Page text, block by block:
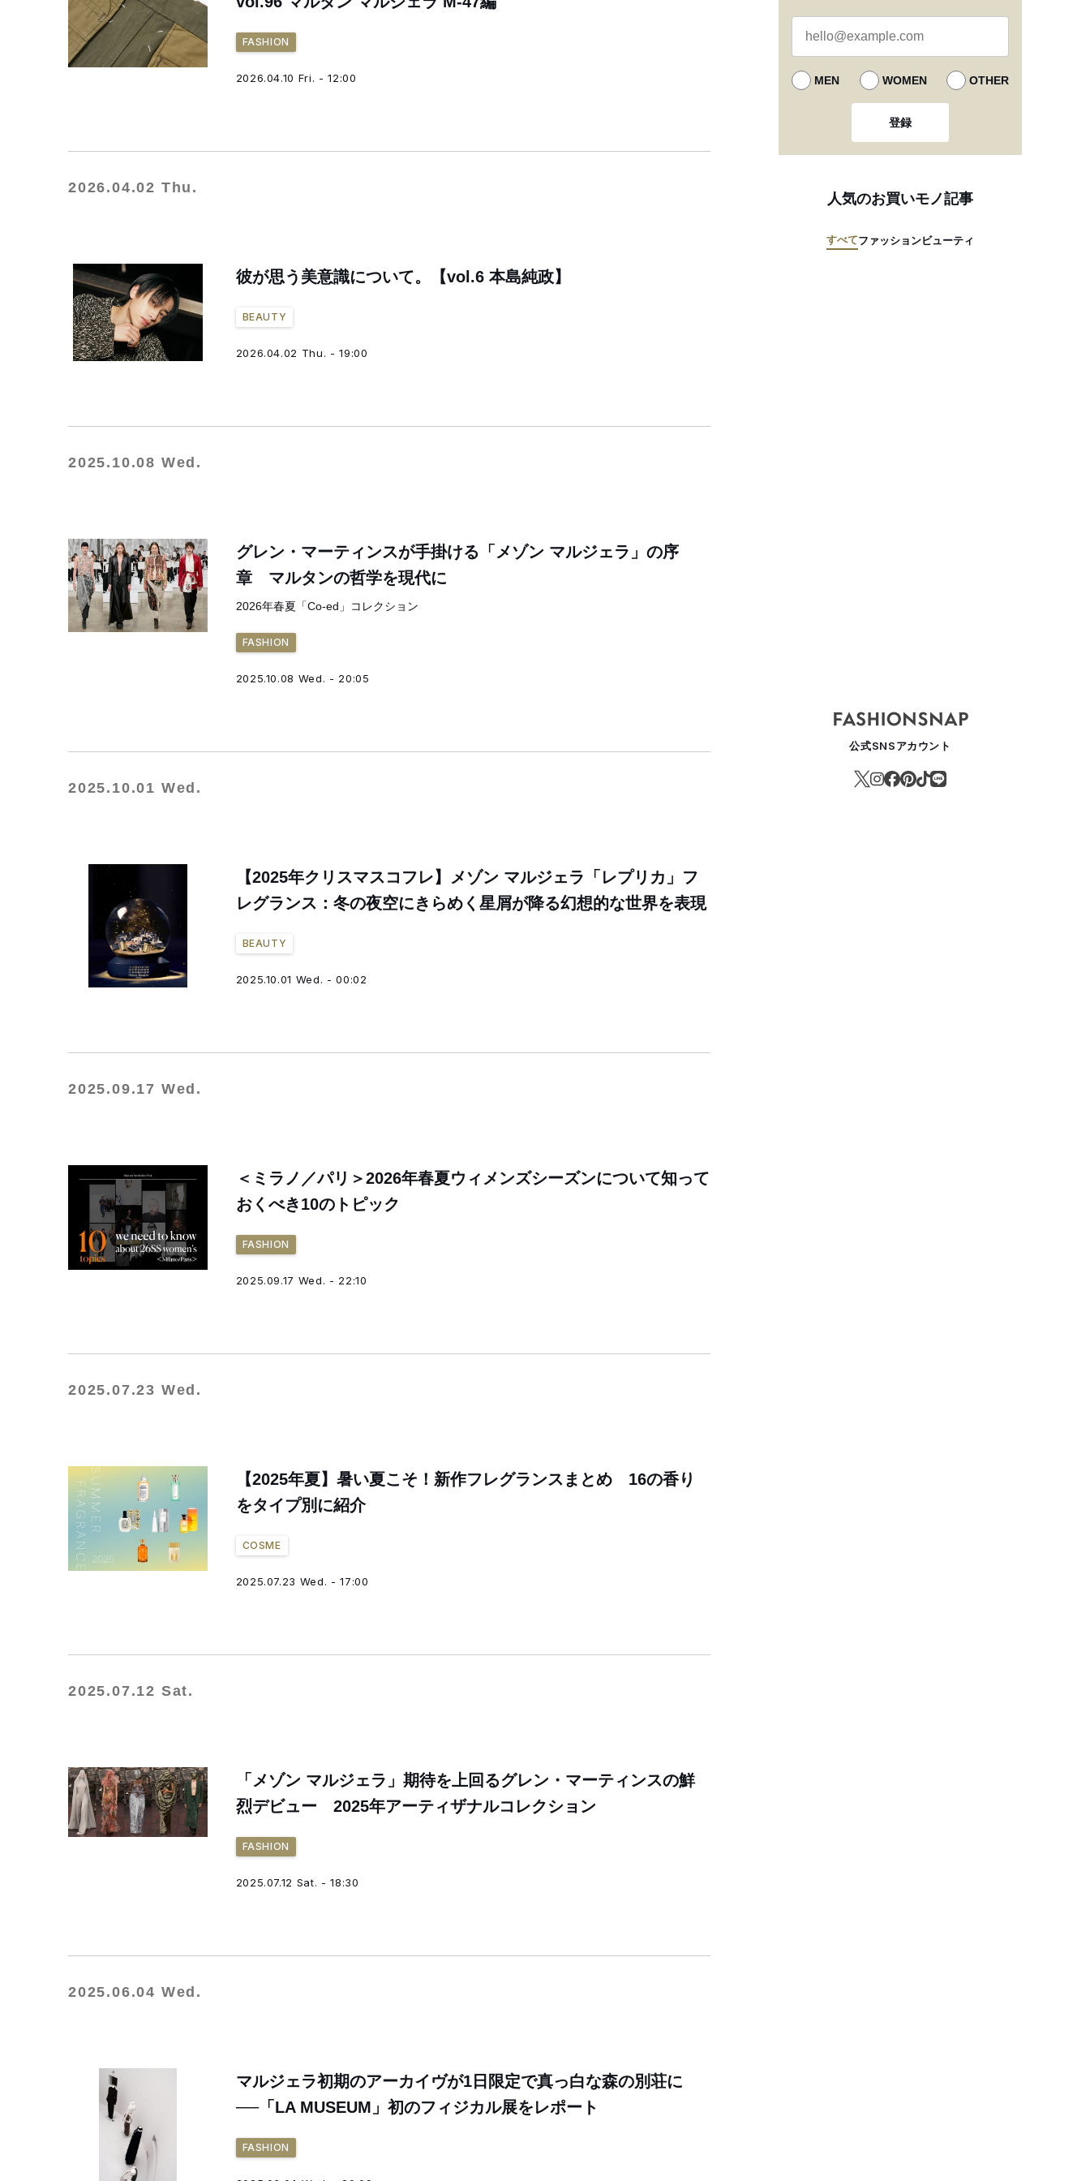
FASHION
2026.04.10 Fri. - 12:00
2026.04.02 Thu.
彼が思う美意識について。【vol.6 本島純政】
BEAUTY
2026.04.02 Thu. - 19:00
2025.10.08 Wed.
グレン・マーティンスが手掛ける「メゾン マルジェラ」の序
章 マルタンの哲学を現代に
2026年春夏「Co-ed」コレクション
FASHION
2025.10.08 Wed. - 20:05
2025.10.01 Wed.
【2025年クリスマスコフレ】メゾン マルジェラ「レプリカ」フ
レグランス：冬の夜空にきらめく星屑が降る幻想的な世界を表現
BEAUTY
2025.10.01 Wed. - 00:02
2025.09.17 Wed.
＜ミラノ／パリ＞2026年春夏ウィメンズシーズンについて知って
おくべき10のトピック
FASHION
2025.09.17 Wed. - 22:10
2025.07.23 Wed.
【2025年夏】暑い夏こそ！新作フレグランスまとめ 16の香り
をタイプ別に紹介
COSME
2025.07.23 Wed. - 17:00
2025.07.12 Sat.
「メゾン マルジェラ」期待を上回るグレン・マーティンスの鮮
烈デビュー 2025年アーティザナルコレクション
FASHION
2025.07.12 Sat. - 18:30
2025.06.04 Wed.
マルジェラ初期のアーカイヴが1日限定で真っ白な森の別荘に
──「LA MUSEUM」初のフィジカル展をレポート
FASHION
MEN WOMEN OTHER
登録
人気のお買いモノ記事
すべてファッションビューティ
公式SNSアカウント